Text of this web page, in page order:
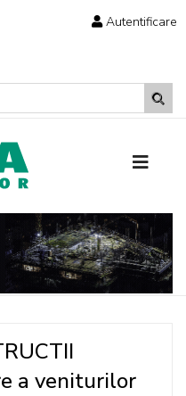
Autentificare
a veniturilor